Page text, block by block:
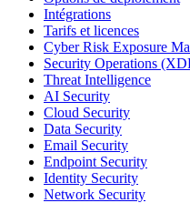
Intégrations
Tarifs et licences
Cyber Risk Exposure
Security Operations
Threat Intelligence
AI Security
Cloud Security
Data Security
Email Security
Endpoint Security
Identity Security
Network Security